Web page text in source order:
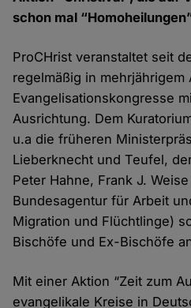
schon mal
ProCHrist veranstaltet seit
regelmäßig in mehrjährigem
Evangelisationskongresse
Ausrichtung. Dem
u.a die früheren
Lieberknecht und Teufel,
Peter Hahne, Frank J.
Bundesagentur für Arbeit
Migration und Flüchtlinge)
Bischöfe und Ex-Bischöfe
Mit einer Aktion “Zeit zum
evangelikale Kreise in